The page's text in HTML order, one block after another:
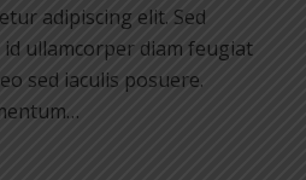
adipiscing elit. Sed
ullamcorper diam feugiat
sed iaculis posuere.